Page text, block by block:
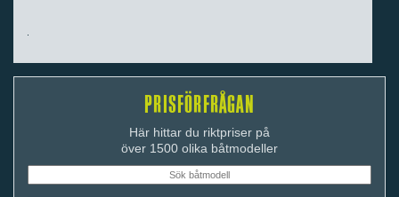
PRISFÖRFRÅGAN
Här hittar du riktpriser på
över 1500 olika båtmodeller